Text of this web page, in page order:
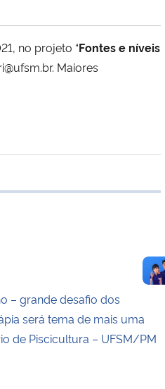
no projeto “Fontes e níveis
Maiores
– grande desafio dos
será tema de mais uma
de Piscicultura – UFSM/PM